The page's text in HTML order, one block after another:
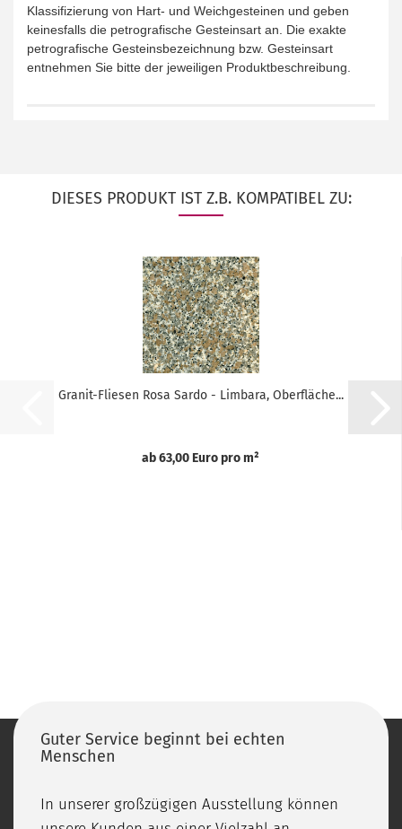
Klassifizierung von Hart- und Weichgesteinen und geben
keinesfalls die petrografische Gesteinsart an. Die exakte
petrografische Gesteinsbezeichnung bzw. Gesteinsart
entnehmen Sie bitte der jeweiligen Produktbeschreibung.
DIESES PRODUKT IST Z.B. KOMPATIBEL ZU:
Granit-Fliesen Rosa Sardo - Limbara, Oberfläche...
ab 63,00 Euro pro m²
Guter Service beginnt bei echten
Menschen
In unserer großzügigen Ausstellung können